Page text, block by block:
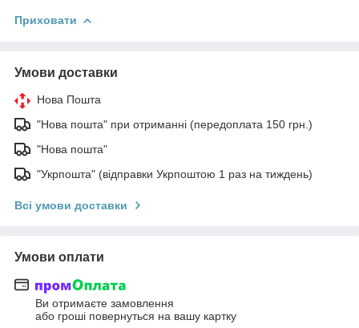
Приховати
Умови доставки
Нова Пошта
"Нова пошта" при отриманні (передоплата 150 грн.)
"Нова пошта"
"Укрпошта" (відправки Укрпоштою 1 раз на тиждень)
Всі умови доставки
Умови оплати
Ви отримаєте замовлення
або гроші повернуться на вашу картку